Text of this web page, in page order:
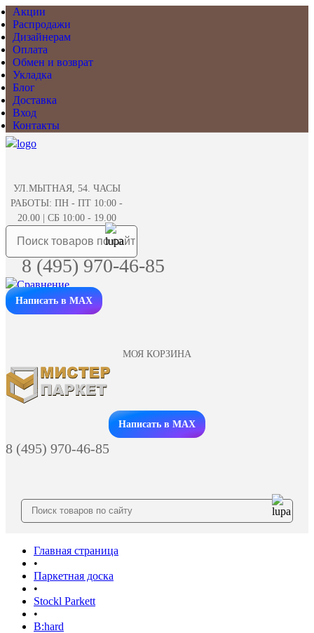
Акции
Распродажи
Дизайнерам
Оплата
Обмен и возврат
Укладка
Блог
Доставка
Вход
Контакты
УЛ.МЫТНАЯ, 54. ЧАСЫ
РАБОТЫ: ПН - ПТ 10:00 -
20.00 | СБ 10:00 - 19.00
8 (495) 970-46-85
Написать в MAX
МОЯ КОРЗИНА
Заказать звонок
Написать в MAX
8 (495) 970-46-85
Главная страница
•
Паркетная доска
•
Stockl Parkett
•
B:hard